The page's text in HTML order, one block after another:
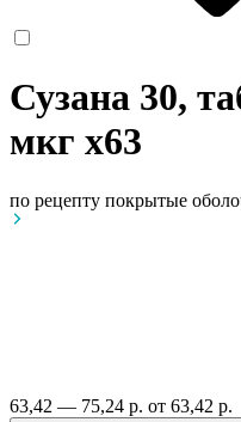
Сузана 30,
мкг x63
по рецепту покрытые
63,42 — 75,24 р. от 63,42 р.